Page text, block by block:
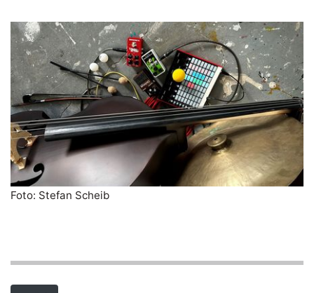
Foto: Stefan Scheib